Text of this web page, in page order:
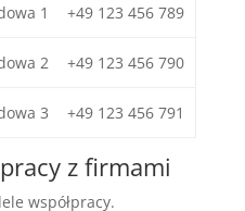
1 +49 123 456 789
2 +49 123 456 790
3 +49 123 456 791
z firmami
współpracy.